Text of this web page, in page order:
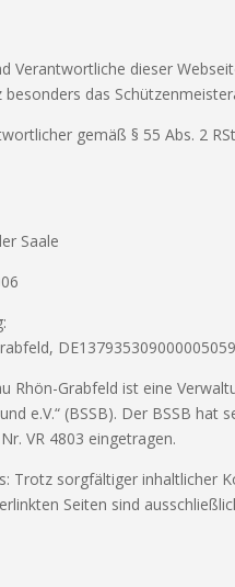
Verantwortliche dieser
besonders das
gemäß § 55 Abs. 2
Saale
Rhön-Grabfeld ist eine
e.V.“ (BSSB). Der BSSB
VR 4803 eingetragen.
Trotz sorgfältiger inhaltlicher
Seiten sind